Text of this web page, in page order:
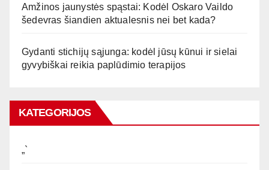
Amžinos jaunystės spąstai: Kodėl Oskaro Vaildo
šedevras šiandien aktualesnis nei bet kada?
Gydanti stichijų sąjunga: kodėl jūsų kūnui ir sielai
gyvybiškai reikia paplūdimio terapijos
KATEGORIJOS
„`